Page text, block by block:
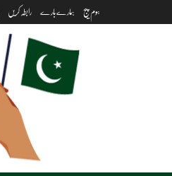
ہوم پیج ہمارے بارے رابطہ کریں